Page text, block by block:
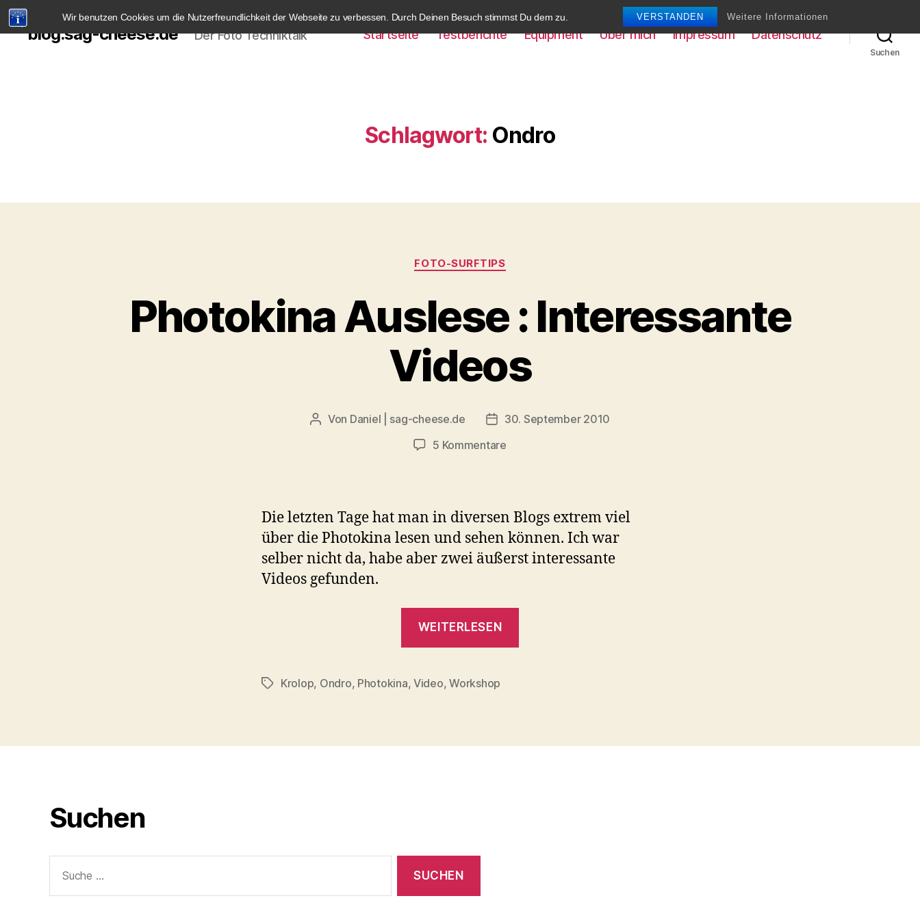
Wir benutzen Cookies um die Nutzerfreundlichkeit der Webseite zu verbessen. Durch Deinen Besuch stimmst Du dem zu. VERSTANDEN Weitere Informationen
blog.sag-cheese.de Der Foto Techniktalk Startseite Testberichte Equipment Über mich Impressum Datenschutz
Suchen
Schlagwort: Ondro
Kategorien
FOTO-SURFTIPS
Photokina Auslese : Interessante
Videos
Beitragsautor
Von Daniel | sag-cheese.de Beitragsdatum
30. September 2010
5 Kommentarezu
Interessante
Videos
Die letzten Tage hat man in diversen Blogs extrem viel
über die Photokina lesen und sehen können. Ich war
selber nicht da, habe aber zwei äußerst interessante
Videos gefunden.
WEITERLESEN
Schlagwörter
Krolop, Ondro, Photokina,Video,Workshop
Suchen
nach: